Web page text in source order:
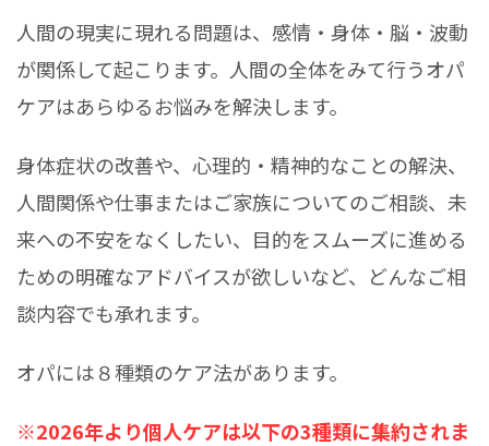
人間の現実に現れる問題は、感情・身体・脳・波動
が関係して起こります。人間の全体をみて行うオパ
ケアはあらゆるお悩みを解決します。
身体症状の改善や、心理的・精神的なことの解決、
人間関係や仕事またはご家族についてのご相談、未
来への不安をなくしたい、目的をスムーズに進める
ための明確なアドバイスが欲しいなど、どんなご相
談内容でも承れます。
オパには８種類のケア法があります。
※2026年より個人ケアは以下の3種類に集約されま